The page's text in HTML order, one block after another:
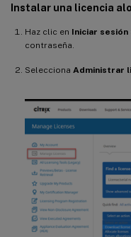
Instalar una licencia
Haz clic en Iniciar sesión
contraseña.
Selecciona Administrar